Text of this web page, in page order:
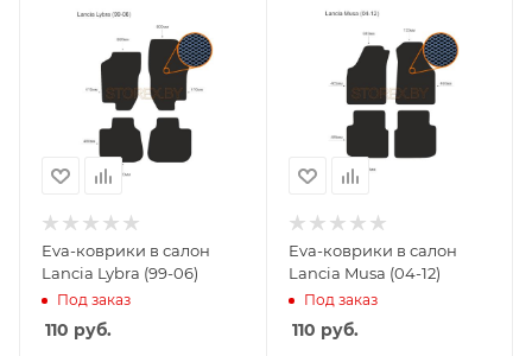
Eva-коврики в салон
Lancia Lybra (99-06)
Под заказ
110 руб.
Eva-коврики в салон
Lancia Musa (04-12)
Под заказ
110 руб.